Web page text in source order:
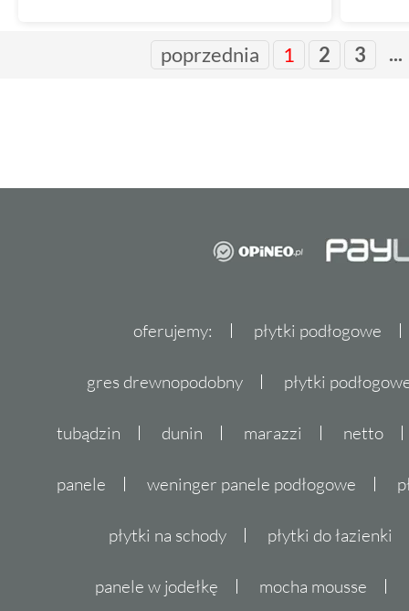
poprzednia 1 2 3 ...
oferujemy: płytki podłogowe
gres drewnopodobny płytki
tubądzin dunin marazzi netto
panele weninger panele podłogowe
płytki na schody płytki do łazienki
panele w jodełkę mocha mousse